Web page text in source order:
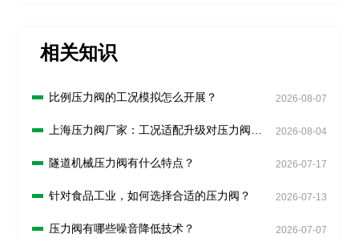
相关知识
比例压力阀的工况模拟怎么开展？ 2026-08-07
上海压力阀厂家：工况适配升级对压力阀有
2026-08-04
隧道机械压力阀有什么特点？ 2026-07-17
针对食品工业，如何选择合适的压力阀？ 2026-07-13
压力阀有哪些噪音降低技术？ 2026-07-07